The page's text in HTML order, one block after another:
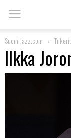
SuomiJazz.com Tiikerit
Ilkka